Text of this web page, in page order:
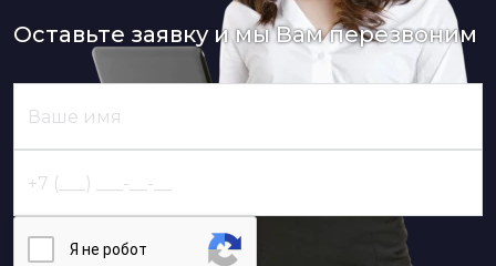
Оставьте заявку и мы Вам перезвоним
Я нe poбoт